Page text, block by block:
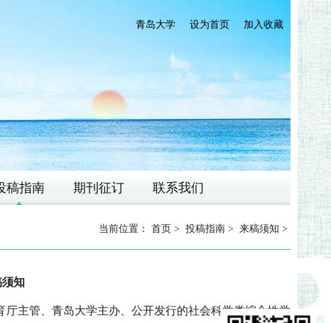
加入收藏
设为首页
青岛大学
稿指南 期刊征订 联系我们
当前位置： 首页 > 投稿指南 > 来稿须知 >
知
主管、青岛大学主办、公开发行的社会科学类综合性学